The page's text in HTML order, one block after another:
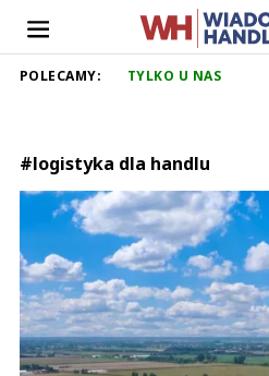
POLECAMY: TYLKO U NAS
#logistyka dla handlu